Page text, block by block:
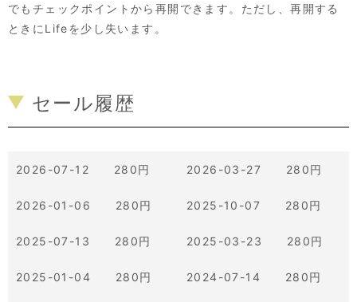
でもチェックポイントから再開できます。ただし、再開する
ときにLifeを少し失います。
セール履歴
2026-07-12 280円 2026-03-27 280円
2026-01-06 280円 2025-10-07 280円
2025-07-13 280円 2025-03-23 280円
2025-01-04 280円 2024-07-14 280円